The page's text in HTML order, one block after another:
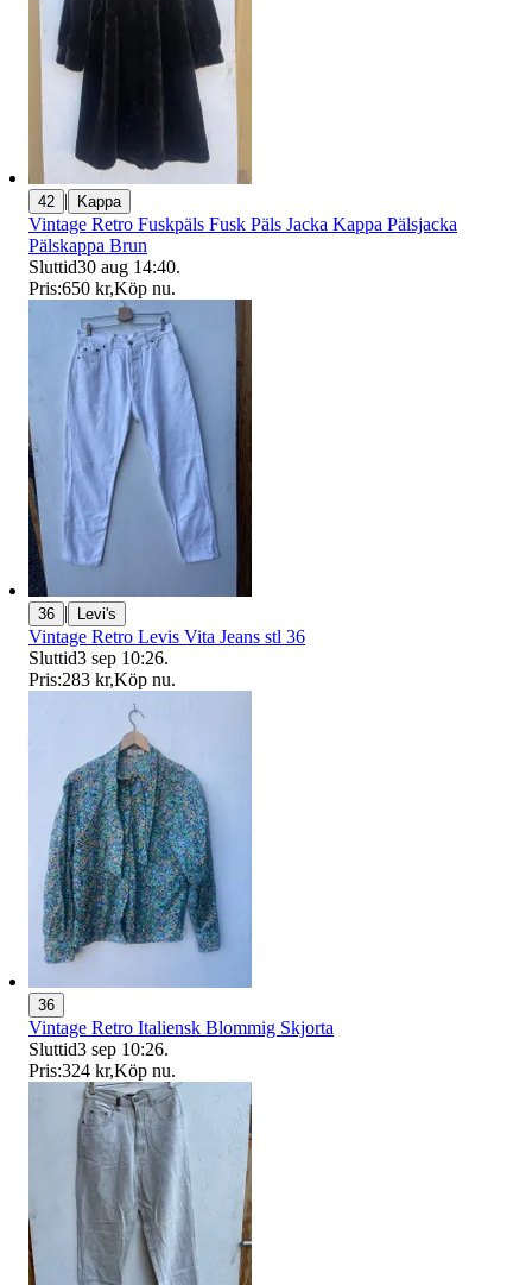
42 | Kappa
Vintage Retro Fuskpäls Fusk Päls Jacka Kappa Pälsjacka
Pälskappa Brun
Sluttid30 aug 14:40.
Pris:650 kr,Köp nu.
36 | Levi's
Vintage Retro Levis Vita Jeans stl 36
Sluttid3 sep 10:26.
Pris:283 kr,Köp nu.
36
Vintage Retro Italiensk Blommig Skjorta
Sluttid3 sep 10:26.
Pris:324 kr,Köp nu.